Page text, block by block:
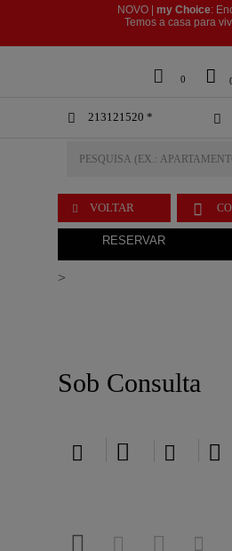
 0 
 213121520 * 
NOVO | my Choice:
​​​​​​​Temos a casa para
>
Sob Consulta
   
 VOLTAR 
RESERVAR